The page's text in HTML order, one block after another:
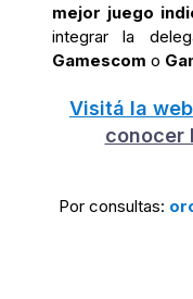
mejor juego
integrar la
Gamescom o
Visitá la
conocer
Por consultas: